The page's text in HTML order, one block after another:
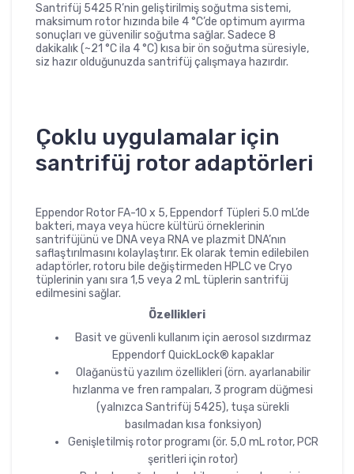
Santrifüj 5425 R’nin geliştirilmiş soğutma sistemi,
maksimum rotor hızında bile 4 °C’de optimum ayırma
sonuçları ve güvenilir soğutma sağlar. Sadece 8
dakikalık (~21 °C ila 4 °C) kısa bir ön soğutma süresiyle,
siz hazır olduğunuzda santrifüj çalışmaya hazırdır.
Çoklu uygulamalar için
santrifüj rotor adaptörleri
Eppendor Rotor FA-10 x 5, Eppendorf Tüpleri 5.0 mL’de
bakteri, maya veya hücre kültürü örneklerinin
santrifüjünü ve DNA veya RNA ve plazmit DNA’nın
saflaştırılmasını kolaylaştırır. Ek olarak temin edilebilen
adaptörler, rotoru bile değiştirmeden HPLC ve Cryo
tüplerinin yanı sıra 1,5 veya 2 mL tüplerin santrifüj
edilmesini sağlar.
Özellikleri
Basit ve güvenli kullanım için aerosol sızdırmaz
Eppendorf QuickLock® kapaklar
Olağanüstü yazılım özellikleri (örn. ayarlanabilir
hızlanma ve fren rampaları, 3 program düğmesi
(yalnızca Santrifüj 5425), tuşa sürekli
basılmadan kısa fonksiyon)
Genişletilmiş rotor programı (ör. 5,0 mL rotor, PCR
şeritleri için rotor)